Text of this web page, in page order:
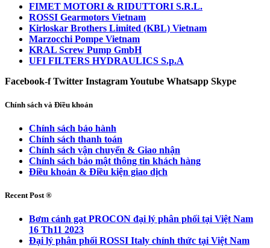
FIMET MOTORI & RIDUTTORI S.R.L.
ROSSI Gearmotors Vietnam
Kirloskar Brothers Limited (KBL) Vietnam
Marzocchi Pompe Vietnam
KRAL Screw Pump GmbH
UFI FILTERS HYDRAULICS S.p.A
Facebook-f Twitter InstagramYoutube Whatsapp Skype
Chính sách và Điều khoản
Chính sách bảo hành
Chính sách thanh toán
Chính sách vận chuyển & Giao nhận
Chính sách bảo mật thông tin khách hàng
Điều khoản & Điều kiện giao dịch
Recent Post ®
Bơm cánh gạt PROCON đại lý phân phối tại Việt Nam
16 Th11 2023
Đại lý phân phối ROSSI Italy chính thức tại Việt Nam